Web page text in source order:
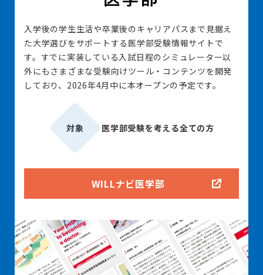
入学後の学生生活や卒業後のキャリアパスまで見据え
た大学選びをサポートする医学部受験情報サイトで
す。すでに実装している入試日程のシミュレーター以
外にもさまざまな受験向けツール・コンテンツを開発
しており、2026年4月中に本オープンの予定です。
対象 医学部受験を考える全ての方
WILLナビ医学部